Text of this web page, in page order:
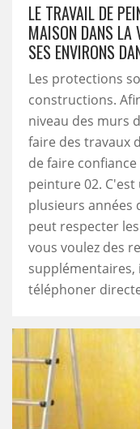
LE TRAVAIL DE
MAISON DANS LA
SES ENVIRONS
Les protections
constructions.
niveau des murs
faire des travaux
de faire
peinture 02.
plusieurs années
peut respecter
vous voulez des
supplémentaires,
téléphoner